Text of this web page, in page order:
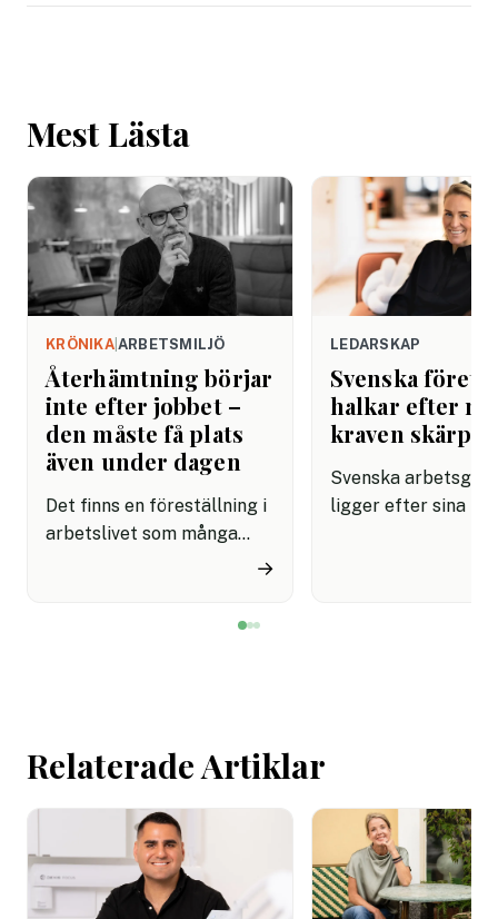
Mest Lästa
KRÖNIKA| ARBETSMILJÖ
Återhämtning börjar
inte efter jobbet –
den måste få plats
även under dagen
Det finns en föreställning i
arbetslivet som många
kommer senare. Efter sista
→
LEDARSKAP
Svenska
halkar efter
kraven skärps
Svenska
ligger efter sina
Relaterade Artiklar